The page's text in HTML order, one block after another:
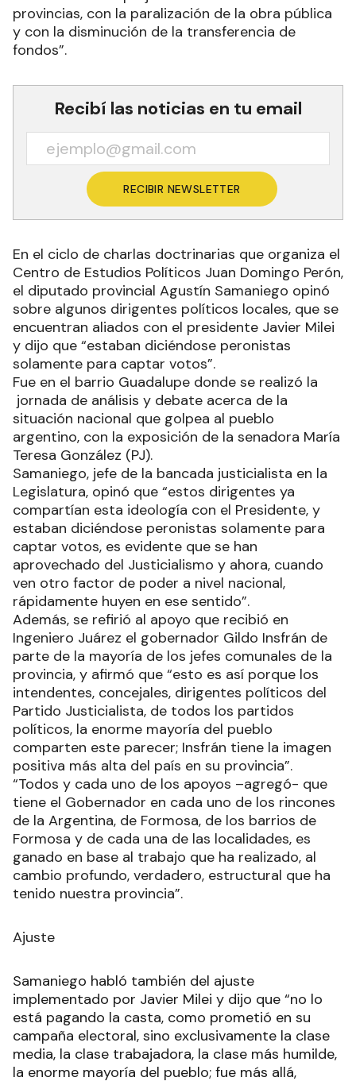
provincias, con la paralización de la obra pública
y con la disminución de la transferencia de
fondos”.
Recibí las noticias en tu email
RECIBIR NEWSLETTER
En el ciclo de charlas doctrinarias que organiza el
Centro de Estudios Políticos Juan Domingo Perón,
el diputado provincial Agustín Samaniego opinó
sobre algunos dirigentes políticos locales, que se
encuentran aliados con el presidente Javier Milei
y dijo que “estaban diciéndose peronistas
solamente para captar votos”.
Fue en el barrio Guadalupe donde se realizó la
jornada de análisis y debate acerca de la
situación nacional que golpea al pueblo
argentino, con la exposición de la senadora María
Teresa González (PJ).
Samaniego, jefe de la bancada justicialista en la
Legislatura, opinó que “estos dirigentes ya
compartían esta ideología con el Presidente, y
estaban diciéndose peronistas solamente para
captar votos, es evidente que se han
aprovechado del Justicialismo y ahora, cuando
ven otro factor de poder a nivel nacional,
rápidamente huyen en ese sentido”.
Además, se refirió al apoyo que recibió en
Ingeniero Juárez el gobernador Gildo Insfrán de
parte de la mayoría de los jefes comunales de la
provincia, y afirmó que “esto es así porque los
intendentes, concejales, dirigentes políticos del
Partido Justicialista, de todos los partidos
políticos, la enorme mayoría del pueblo
comparten este parecer; Insfrán tiene la imagen
positiva más alta del país en su provincia”.
“Todos y cada uno de los apoyos –agregó- que
tiene el Gobernador en cada uno de los rincones
de la Argentina, de Formosa, de los barrios de
Formosa y de cada una de las localidades, es
ganado en base al trabajo que ha realizado, al
cambio profundo, verdadero, estructural que ha
tenido nuestra provincia”.
Ajuste
Samaniego habló también del ajuste
implementado por Javier Milei y dijo que “no lo
está pagando la casta, como prometió en su
campaña electoral, sino exclusivamente la clase
media, la clase trabajadora, la clase más humilde,
la enorme mayoría del pueblo; fue más allá,